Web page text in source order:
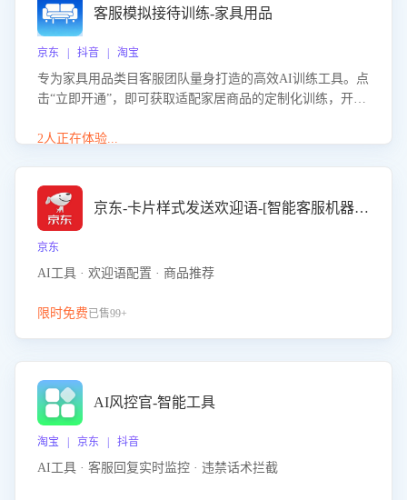
客服模拟接待训练-家具用品
京东 | 抖音 | 淘宝
专为家具用品类目客服团队量身打造的高效AI训练工具。点
击“立即开通”，即可获取适配家居商品的定制化训练，开启
能、尺寸参数咨询等高频场景下的专业应对能力。
2人正在体验...
京东-卡片样式发送欢迎语-[智能客服机器人]
京东
AI工具 · 欢迎语配置 · 商品推荐
限时免费已售99+
AI风控官-智能工具
淘宝 | 京东 | 抖音
AI工具 · 客服回复实时监控 · 违禁话术拦截